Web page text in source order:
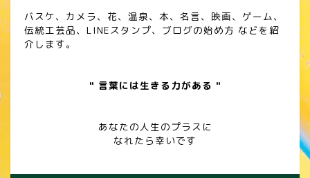
バスケ、カメラ、花、温泉、本、名言、映画、ゲーム、
伝統工芸品、LINEスタンプ、ブログの始め方 などを紹
介します。
" 言葉には生きる力がある "
あなたの人生のプラスに
なれたら幸いです